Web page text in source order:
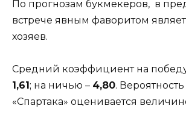
По прогнозам букмекеров, в
встрече явным фаворитом
хозяев.
Средний коэффициент на
1,61 ; на ничью – 4,80.
«Спартака» оценивается